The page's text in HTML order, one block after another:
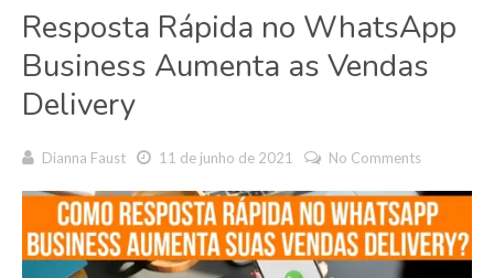
Resposta Rápida no WhatsApp
Business Aumenta as Vendas
Delivery
Dianna Faust 11 de junho de 2021 No Comments